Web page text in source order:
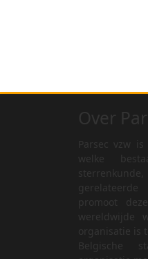
Parsec vzw
welke
promoot